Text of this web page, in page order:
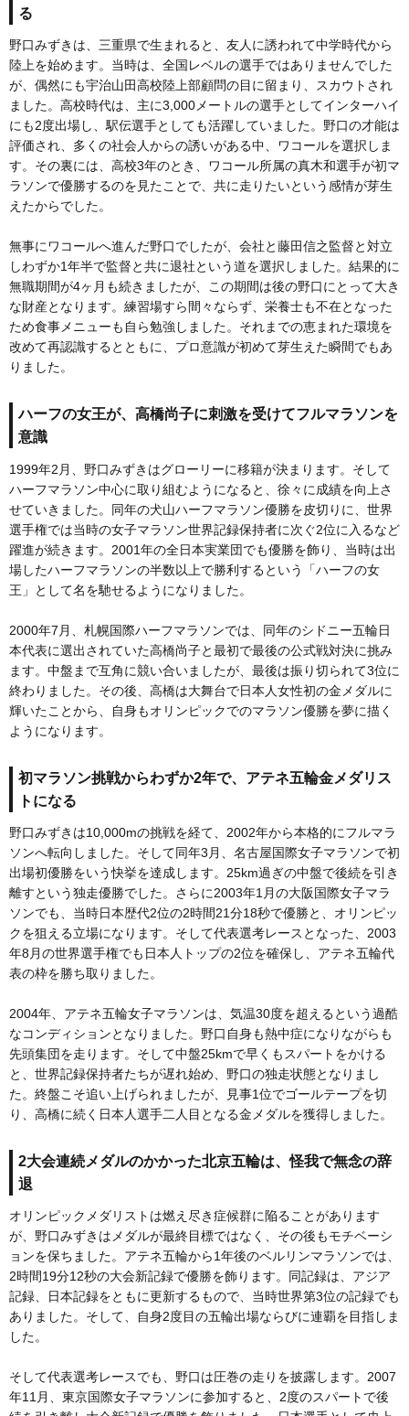
る
野口みずきは、三重県で生まれると、友人に誘われて中学時代から
陸上を始めます。当時は、全国レベルの選手ではありませんでした
が、偶然にも宇治山田高校陸上部顧問の目に留まり、スカウトされ
ました。高校時代は、主に3,000メートルの選手としてインターハイ
にも2度出場し、駅伝選手としても活躍していました。野口の才能は
評価され、多くの社会人からの誘いがある中、ワコールを選択しま
す。その裏には、高校3年のとき、ワコール所属の真木和選手が初マ
ラソンで優勝するのを見たことで、共に走りたいという感情が芽生
えたからでした。
無事にワコールへ進んだ野口でしたが、会社と藤田信之監督と対立
しわずか1年半で監督と共に退社という道を選択しました。結果的に
無職期間が4ヶ月も続きましたが、この期間は後の野口にとって大き
な財産となります。練習場すら間々ならず、栄養士も不在となった
ため食事メニューも自ら勉強しました。それまでの恵まれた環境を
改めて再認識するとともに、プロ意識が初めて芽生えた瞬間でもあ
りました。
ハーフの女王が、高橋尚子に刺激を受けてフルマラソンを
意識
1999年2月、野口みずきはグローリーに移籍が決まります。そして
ハーフマラソン中心に取り組むようになると、徐々に成績を向上さ
せていきました。同年の犬山ハーフマラソン優勝を皮切りに、世界
選手権では当時の女子マラソン世界記録保持者に次ぐ2位に入るなど
躍進が続きます。2001年の全日本実業団でも優勝を飾り、当時は出
場したハーフマラソンの半数以上で勝利するという「ハーフの女
王」として名を馳せるようになりました。
2000年7月、札幌国際ハーフマラソンでは、同年のシドニー五輪日
本代表に選出されていた高橋尚子と最初で最後の公式戦対決に挑み
ます。中盤まで互角に競い合いましたが、最後は振り切られて3位に
終わりました。その後、高橋は大舞台で日本人女性初の金メダルに
輝いたことから、自身もオリンピックでのマラソン優勝を夢に描く
ようになります。
初マラソン挑戦からわずか2年で、アテネ五輪金メダリス
トになる
野口みずきは10,000mの挑戦を経て、2002年から本格的にフルマラ
ソンへ転向しました。そして同年3月、名古屋国際女子マラソンで初
出場初優勝をいう快挙を達成します。25km過ぎの中盤で後続を引き
離すという独走優勝でした。さらに2003年1月の大阪国際女子マラ
ソンでも、当時日本歴代2位の2時間21分18秒で優勝と、オリンピッ
クを狙える立場になります。そして代表選考レースとなった、2003
年8月の世界選手権でも日本人トップの2位を確保し、アテネ五輪代
表の枠を勝ち取りました。
2004年、アテネ五輪女子マラソンは、気温30度を超えるという過酷
なコンディションとなりました。野口自身も熱中症になりながらも
先頭集団を走ります。そして中盤25kmで早くもスパートをかける
と、世界記録保持者たちが遅れ始め、野口の独走状態となりまし
た。終盤こそ追い上げられましたが、見事1位でゴールテープを切
り、高橋に続く日本人選手二人目となる金メダルを獲得しました。
2大会連続メダルのかかった北京五輪は、怪我で無念の辞
退
オリンピックメダリストは燃え尽き症候群に陥ることがあります
が、野口みずきはメダルが最終目標ではなく、その後もモチベーシ
ョンを保ちました。アテネ五輪から1年後のベルリンマラソンでは、
2時間19分12秒の大会新記録で優勝を飾ります。同記録は、アジア
記録、日本記録をともに更新するもので、当時世界第3位の記録でも
ありました。そして、自身2度目の五輪出場ならびに連覇を目指しま
した。
そして代表選考レースでも、野口は圧巻の走りを披露します。2007
年11月、東京国際女子マラソンに参加すると、2度のスパートで後